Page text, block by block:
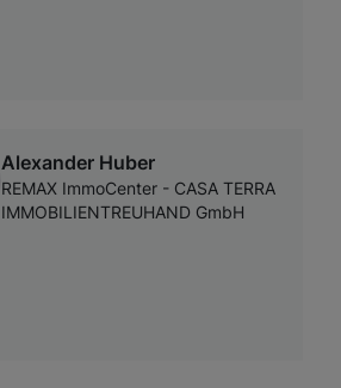
Alexander Huber
REMAX ImmoCenter - CASA TERRA
IMMOBILIENTREUHAND GmbH